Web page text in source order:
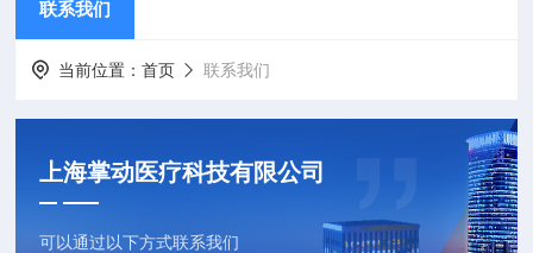
联系我们
当前位置：首页 联系我们
上海掌动医疗科技有限公司
可以通过以下方式联系我们